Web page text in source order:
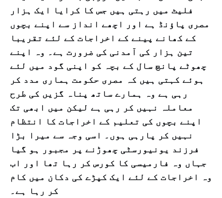
فلیٹ میں رہتی ہیں جس کا کرایا ایک ہزار
مصری پاؤنڈ ہے اور اچھے انداز سے اپنے بچوں
کے کھانے پینے کے اخراجات کے لئے تقریبا
تین ہزار کی آمدنی کی ضرورت ہے۔ وہ اپنے
چھوٹے پانچ سال کے بچہ کو اپنی گود میں لئے
ہوئے کہتی ہیں کہ مصری حکومت ہماری مدد کر
رہی ہے وہ ہمارے ساتھ پناہ گزیں کی طرح
معاملہ نہیں کر رہی ہے لیکن میں ابھی تک
اپنے بچوں کی تعلیم کے اخراجات کا انتظام
نہیں کر پارہی ہوں۔ اسی وجہ سے میرا بڑا
فرزند یونیورسٹی چھوڑنے پر مجبور ہو گیا
جہاں وہ فارمیسی کا کورس کر رہا تھا اور اب
وہ اخراجات کے لئے ایک کپڑے کی دکان میں کام
کر رہا ہے۔